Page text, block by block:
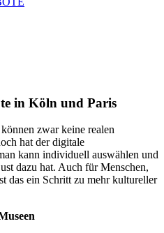
in Köln und Paris
zwar keine realen
hat der digitale
kann individuell auswählen und
dazu hat. Auch für Menschen,
das ein Schritt zu mehr kultureller